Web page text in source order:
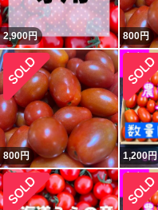
2,900円 800円
800円 1,200円